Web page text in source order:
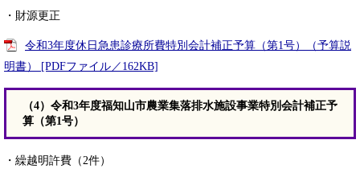
・財源更正
令和3年度休日急患診療所費特別会計補正予算（第1号）（予算説
明書） [PDFファイル／162KB]
（4）令和3年度福知山市農業集落排水施設事業特別会計補正予
算（第1号）
・繰越明許費（2件）